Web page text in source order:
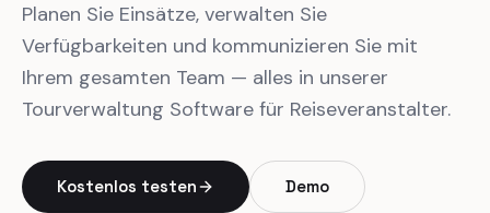
Planen Sie Einsätze, verwalten Sie
Verfügbarkeiten und kommunizieren Sie mit
Ihrem gesamten Team — alles in unserer
Tourverwaltung Software für Reiseveranstalter.
Kostenlos testen Demo